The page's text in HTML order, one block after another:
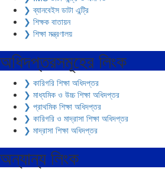
❯ ব্যানবেইস ডাটা এন্ট্রি
❯ শিক্ষক বাতায়ন
❯ শিক্ষা মন্ত্রণালয়
অধিদপ্তরসমূহের লিংক
❯ কারিগরি শিক্ষা অধিদপ্তর
❯ মাধ্যমিক ও উচ্চ শিক্ষা অধিদপ্তর
❯ প্রাথমিক শিক্ষা অধিদপ্তর
❯ কারিগরি ও মাদ্রাসা শিক্ষা অধিদপ্তর
❯ মাদ্রাসা শিক্ষা অধিদপ্তর
অন্যান্য লিংক